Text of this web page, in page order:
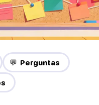
💬 Perguntas